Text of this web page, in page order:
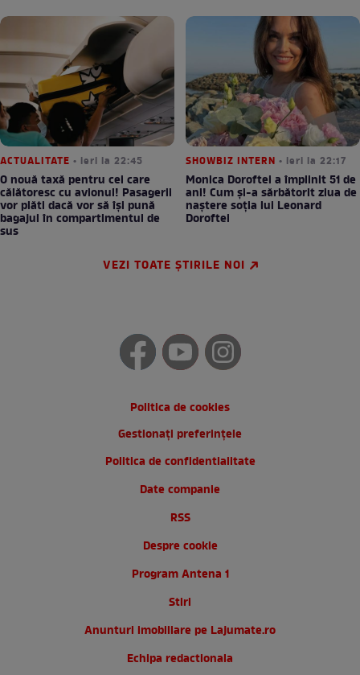
ACTUALITATE • ieri la 22:45
O nouă taxă pentru cei care
călătoresc cu avionul! Pasagerii
vor plăti dacă vor să își pună
bagajul în compartimentul de
sus
SHOWBIZ INTERN • ieri la 22:17
Monica Doroftei a împlinit 51 de
ani! Cum și-a sărbătorit ziua de
naștere soția lui Leonard
Doroftei
VEZI TOATE ȘTIRILE NOI
Politica de cookies
Gestionați preferințele
Politica de confidentialitate
Date companie
RSS
Despre cookie
Program Antena 1
Stiri
Anunturi imobiliare pe Lajumate.ro
Echipa redactionala